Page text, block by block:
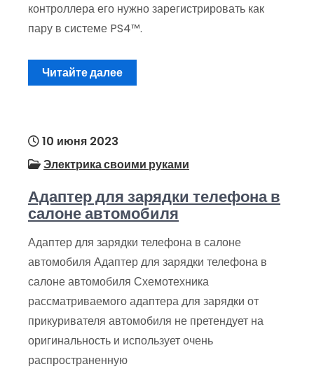
контроллера его нужно зарегистрировать как
пару в системе PS4™.
Читайте далее
10 июня 2023
Электрика своими руками
Адаптер для зарядки телефона в
салоне автомобиля
Адаптер для зарядки телефона в салоне
автомобиля Адаптер для зарядки телефона в
салоне автомобиля Схемотехника
рассматриваемого адаптера для зарядки от
прикуривателя автомобиля не претендует на
оригинальность и использует очень
распространенную